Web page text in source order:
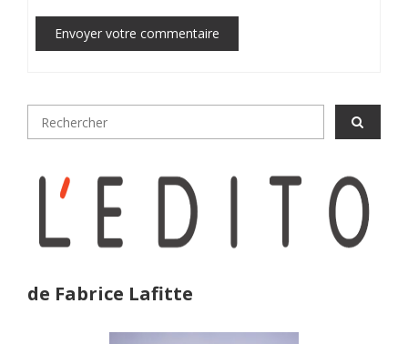
Envoyer votre commentaire
de Fabrice Lafitte